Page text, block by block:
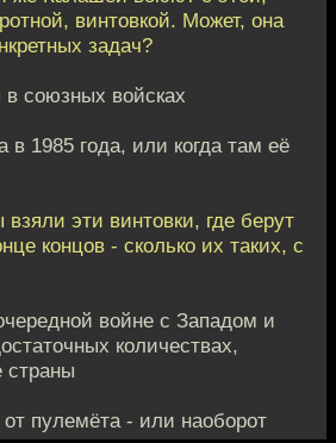
винтовкой. Может, она
задач?
в союзных войсках
в 1985 года, или когда там её
эти винтовки, где берут
концов - сколько их таких, с
войне с Западом и
количествах,
страны
пулемёта - или наоборот